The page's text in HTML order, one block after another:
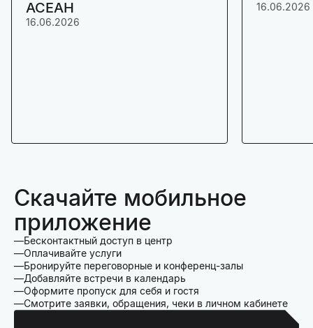
АСЕАН
16.06.2026
16.06.2026
Скачайте мобильное
приложение
Бесконтактный доступ в центр
Оплачивайте услуги
Бронируйте переговорные и конференц-залы
Добавляйте встречи в календарь
Оформите пропуск для себя и гостя
Смотрите заявки, обращения, чеки в личном кабинете